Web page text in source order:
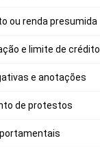
ou renda presumida
e limite de crédito
e anotações
de protestos